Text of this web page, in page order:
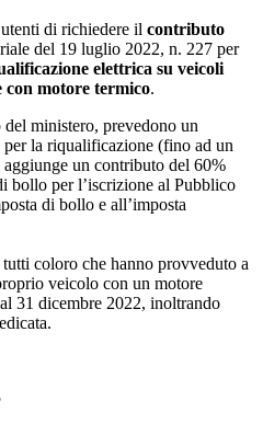
di richiedere il contributo
del 19 luglio 2022, n. 227 per
elettrica su veicoli
motore termico.
ministero, prevedono un
la riqualificazione (fino ad un
un contributo del 60%
bollo per l’iscrizione al Pubblico
di bollo e all’imposta
coloro che hanno provveduto a
veicolo con un motore
31 dicembre 2022, inoltrando